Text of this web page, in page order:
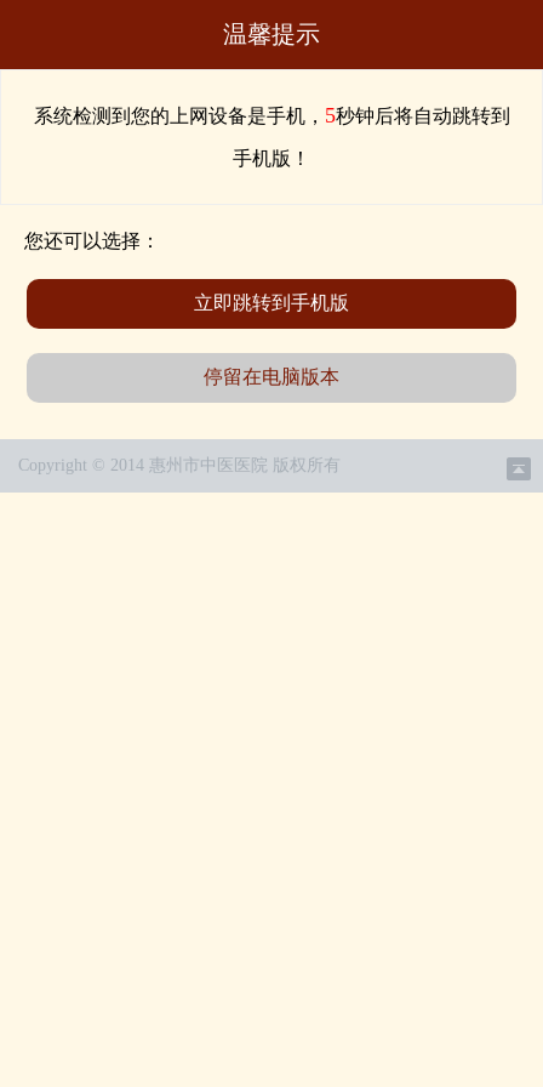
温馨提示
系统检测到您的上网设备是手机， 5秒钟后将自动跳转到
手机版！
您还可以选择：
立即跳转到手机版
停留在电脑版本
Copyright © 2014 惠州市中医医院 版权所有